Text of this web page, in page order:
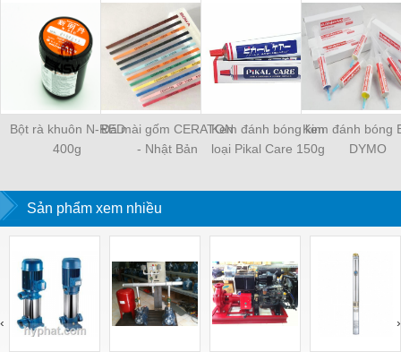
Bột rà khuôn N-RED
400g
Đá mài gốm CERATON
- Nhật Bản
Kem đánh bóng kim
loại Pikal Care 150g
Kem đánh bóng
DYMO
Sản phẩm xem nhiều
‹ ›